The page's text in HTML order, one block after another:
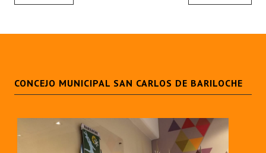
CONCEJO MUNICIPAL SAN CARLOS DE BARILOCHE